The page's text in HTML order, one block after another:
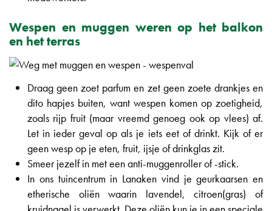
Wespen en muggen weren op het balkon
en het terras
Draag geen zoet parfum en zet geen zoete drankjes en
dito hapjes buiten, want wespen komen op zoetigheid,
zoals rijp fruit (maar vreemd genoeg ook op vlees) af.
Let in ieder geval op als je iets eet of drinkt. Kijk of er
geen wesp op je eten, fruit, ijsje of drinkglas zit.
Smeer jezelf in met een anti-muggenroller of -stick.
In ons tuincentrum in Lanaken vind je geurkaarsen en
etherische oliën waarin lavendel, citroen(gras) of